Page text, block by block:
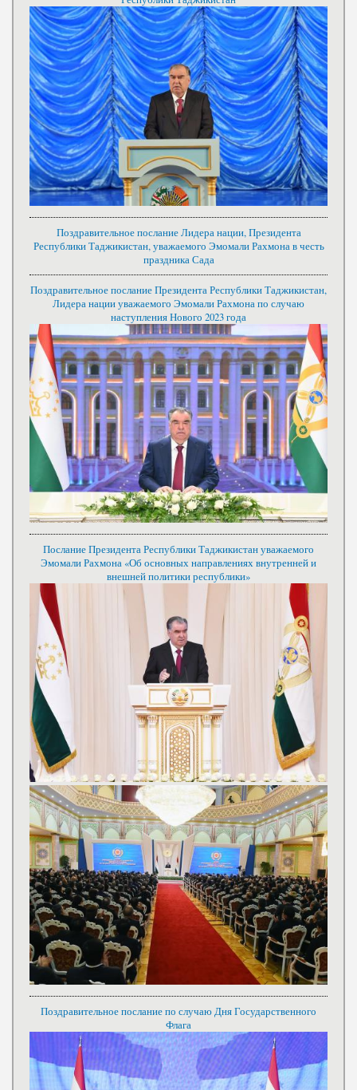
Поздравительное послание Лидера нации, Президента
Республики Таджикистан, уважаемого Эмомали Рахмона в честь
праздника Сада
Поздравительное послание Президента Республики Таджикистан,
Лидера нации уважаемого Эмомали Рахмона по случаю
наступления Нового 2023 года
Послание Президента Республики Таджикистан уважаемого
Эмомали Рахмона «Об основных направлениях внутренней и
внешней политики республики»
Поздравительное послание по случаю Дня Государственного
Флага